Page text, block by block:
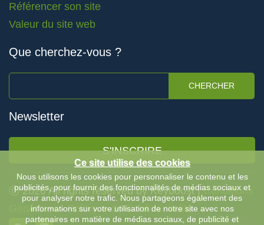
Référencer son site
Valeur du site web
Que cherchez-vous ?
CHERCHER
Newsletter
S'INSCRIRE
Ⓒ 2026 All rights reserved by Keyboost |Conditions
Générales-Politique de Confidentialité
Ce site utilise des cookies
Nous utilisons les cookies pour personnaliser le contenu et les
publicités, pour fournir des fonctionnalités de médias sociaux et
pour analyser notre trafic. Nous partageons également des
informations sur votre utilisation de notre site avec nos
partenaires en matière de médias sociaux, de publicité et